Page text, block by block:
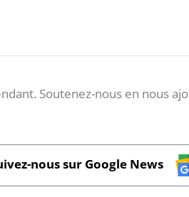
Soutenez-nous en nous
nous sur Google News